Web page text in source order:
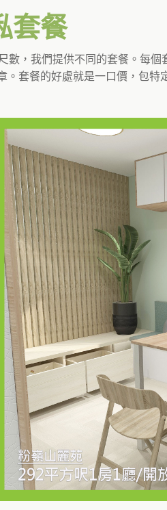
套餐
，我們提供不同的套餐。每
套餐的好處就是一口價，包特